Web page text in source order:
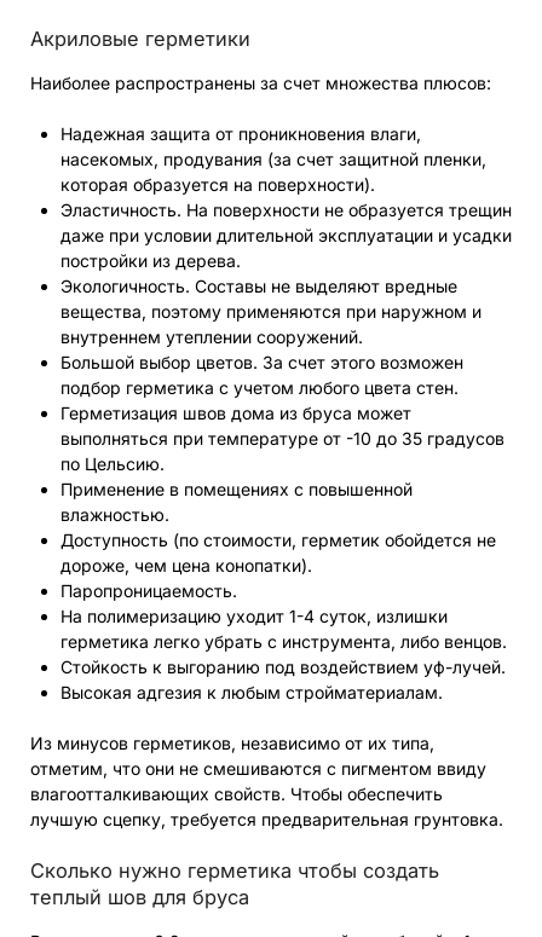
Акриловые герметики
Наиболее распространены за счет множества плюсов:
Надежная защита от проникновения влаги,
насекомых, продувания (за счет защитной пленки,
которая образуется на поверхности).
Эластичность. На поверхности не образуется трещин
даже при условии длительной эксплуатации и усадки
постройки из дерева.
Экологичность. Составы не выделяют вредные
вещества, поэтому применяются при наружном и
внутреннем утеплении сооружений.
Большой выбор цветов. За счет этого возможен
подбор герметика с учетом любого цвета стен.
Герметизация швов дома из бруса может
выполняться при температуре от -10 до 35 градусов
по Цельсию.
Применение в помещениях с повышенной
влажностью.
Доступность (по стоимости, герметик обойдется не
дороже, чем цена конопатки).
Паропроницаемость.
На полимеризацию уходит 1-4 суток, излишки
герметика легко убрать с инструмента, либо венцов.
Стойкость к выгоранию под воздействием уф-лучей.
Высокая адгезия к любым стройматериалам.
Из минусов герметиков, независимо от их типа,
отметим, что они не смешиваются с пигментом ввиду
влагоотталкивающих свойств. Чтобы обеспечить
лучшую сцепку, требуется предварительная грунтовка.
Сколько нужно герметика чтобы создать
теплый шов для бруса